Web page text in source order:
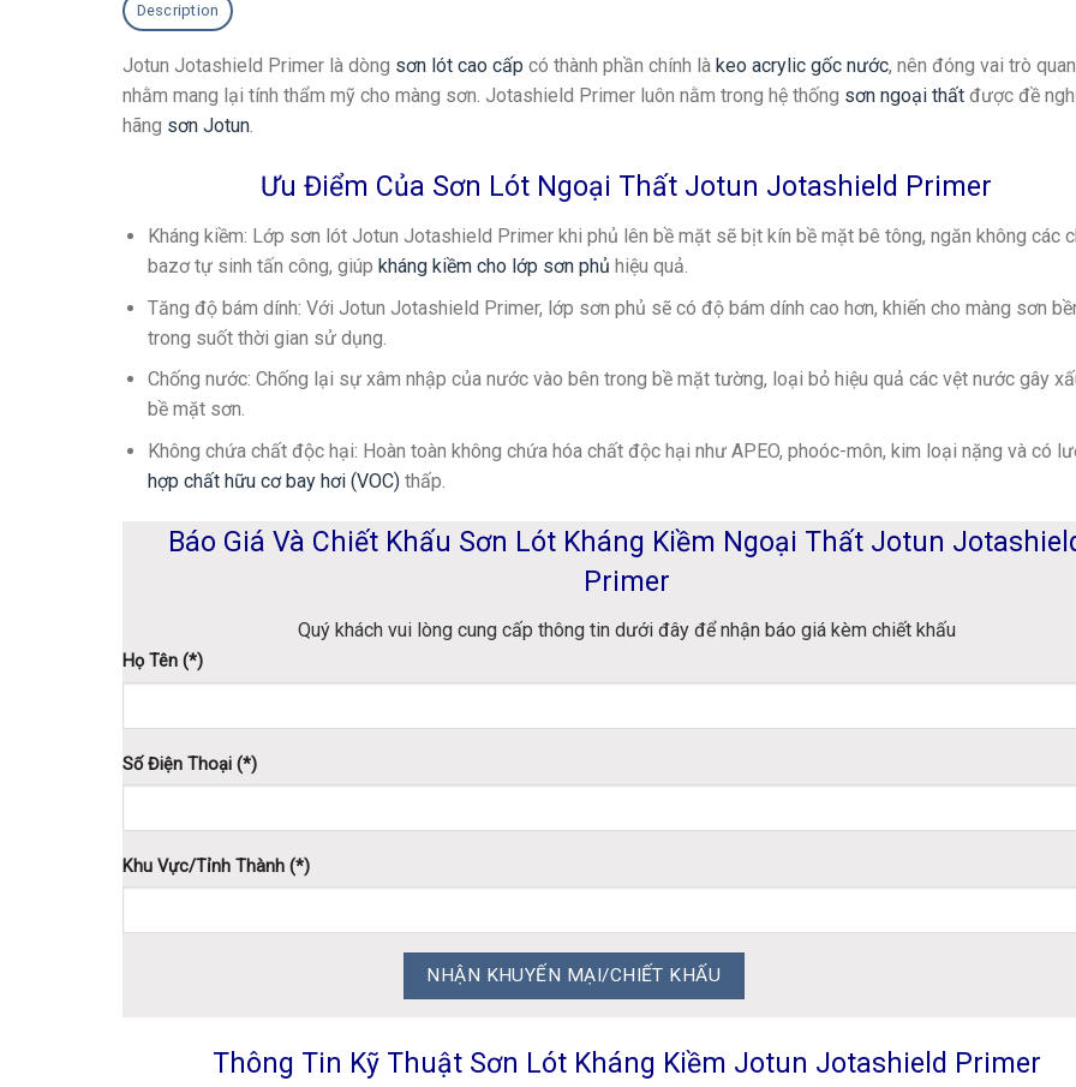
Description
Jotun Jotashield Primer là dòng sơn lót cao cấp có thành phần chính là keo acrylic gốc nước, nên đóng vai trò
nhằm mang lại tính thẩm mỹ cho màng sơn. Jotashield Primer luôn nằm trong hệ thống sơn ngoại thất được đề
hãng sơn Jotun.
Ưu Điểm Của Sơn Lót Ngoại Thất Jotun Jotashield Primer
Kháng kiềm: Lớp sơn lót Jotun Jotashield Primer khi phủ lên bề mặt sẽ bịt kín bề mặt bê tông, ngăn không các
bazơ tự sinh tấn công, giúp kháng kiềm cho lớp sơn phủ hiệu quả.
Tăng độ bám dính: Với Jotun Jotashield Primer, lớp sơn phủ sẽ có độ bám dính cao hơn, khiến cho màng sơn
trong suốt thời gian sử dụng.
Chống nước: Chống lại sự xâm nhập của nước vào bên trong bề mặt tường, loại bỏ hiệu quả các vệt nước gây
bề mặt sơn.
Không chứa chất độc hại: Hoàn toàn không chứa hóa chất độc hại như APEO, phoóc-môn, kim loại nặng và có
hợp chất hữu cơ bay hơi (VOC)thấp.
Báo Giá Và Chiết Khấu Sơn Lót Kháng Kiềm Ngoại Thất Jotun
Primer
Quý khách vui lòng cung cấp thông tin dưới đây để nhận báo giá kèm chiết khấu
Họ Tên (*)
Số Điện Thoại (*)
Khu Vực/Tỉnh Thành (*)
Thông Tin Kỹ Thuật Sơn Lót Kháng Kiềm Jotun Jotashield Primer